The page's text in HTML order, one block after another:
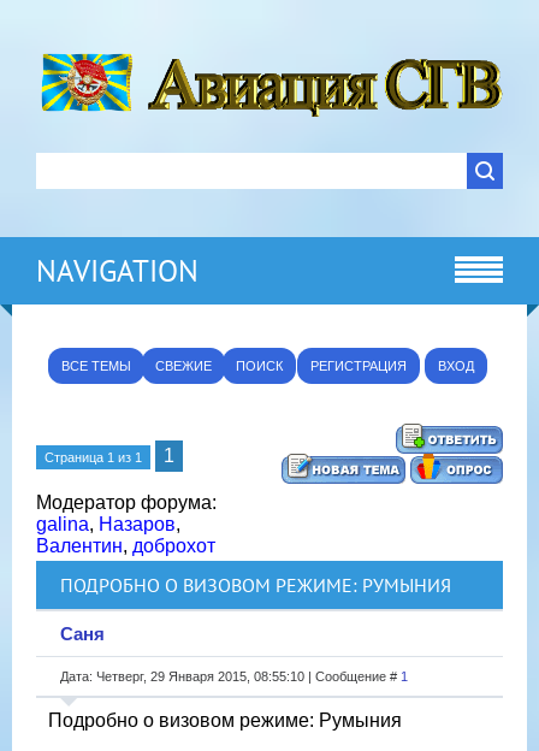
NAVIGATION
ВСЕ ТЕМЫ СВЕЖИЕ ПОИСК РЕГИСТРАЦИЯ ВХОД
Страница 1 из 1 1
Модератор форума:
galina, Назаров,
Валентин, доброхот
ПОДРОБНО О ВИЗОВОМ РЕЖИМЕ: РУМЫНИЯ
Саня
Дата: Четверг, 29 Января 2015, 08:55:10 | Сообщение # 1
Подробно о визовом режиме: Румыния